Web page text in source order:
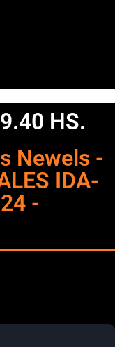
HS.
Newels -
IDA-
-